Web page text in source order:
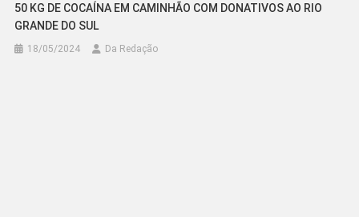
50 KG DE COCAÍNA EM CAMINHÃO COM DONATIVOS AO RIO
GRANDE DO SUL
18/05/2024 Da Redação